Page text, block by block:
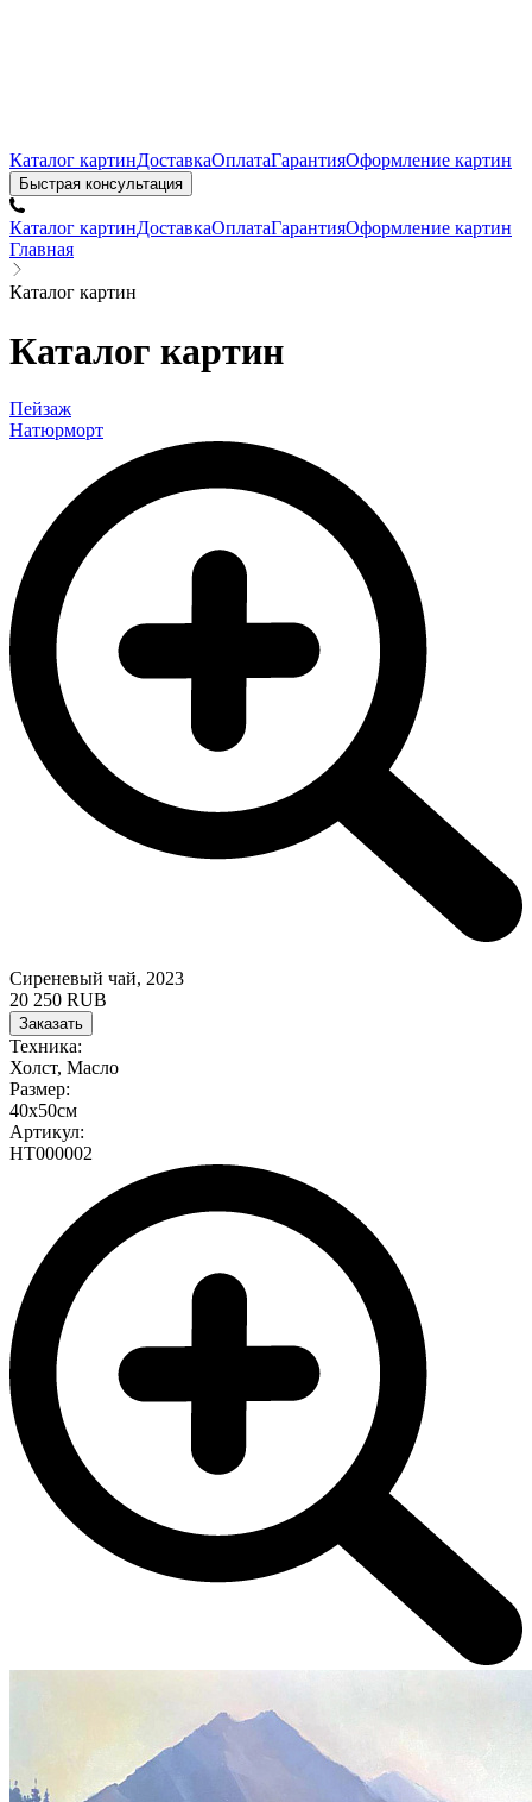
Каталог картинДоставкаОплатаГарантияОформление картин
Быстрая консультация
Каталог картинДоставкаОплатаГарантияОформление картин
Главная
Каталог картин
Каталог картин
Пейзаж
Натюрморт
Сиреневый чай, 2023
20 250 RUB
Заказать
Техника:
Холст, Масло
Размер:
40х50см
Артикул:
НТ000002